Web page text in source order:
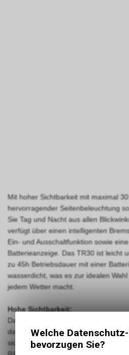
Mit hoher Sichtbarkeit mit maximal
hervorragender Seitenbeleuchtung
Sie Tag und Nacht aus allen
verfügt über einen intelligenten
Ein- und Ausschaltfunktion sowie
Batterieanzeige. Das TR30 ist leicht
zu 45h Betriebsdauer mit einer
wasserdicht, was es zur idealen
jedem Wetter macht.
Hohe Sichtbarkeit:
Das 30-Lumen-Rücklicht bietet ein
dafür sorgt, dass Sie aus einer
sichtbar sind. Mit seiner auffälligen
Welche
bevorzugen Sie?